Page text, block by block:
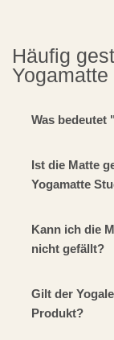
Häufig
Yogamatte
Was bedeutet
Ist die Matte
Yogamatte
Kann ich die
nicht gefällt?
Gilt der